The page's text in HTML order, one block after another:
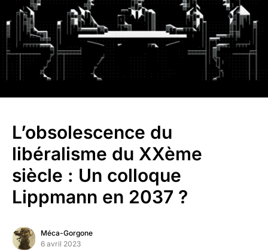
L’obsolescence du
libéralisme du XXème
siècle : Un colloque
Lippmann en 2037 ?
Méca-Gorgone
6 avril 2023